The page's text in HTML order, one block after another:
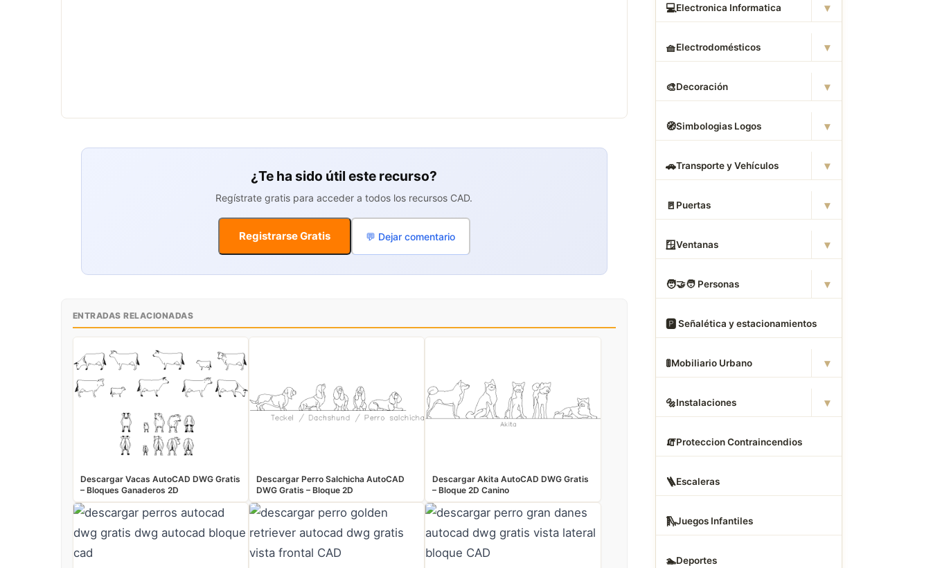
¿Te ha sido útil este recurso?
Regístrate gratis para acceder a todos los recursos CAD.
Registrarse Gratis 💬 Dejar comentario
ENTRADAS RELACIONADAS
Descargar Vacas AutoCAD DWG Gratis
– Bloques Ganaderos 2D
Descargar Perro Salchicha AutoCAD
DWG Gratis – Bloque 2D
Descargar Akita AutoCAD DWG Gratis
– Bloque 2D Canino
💻Electronica Informatica ▾
🧺Electrodomésticos ▾
🎨Decoración ▾
🧭Simbologias Logos ▾
🚗Transporte y Vehículos ▾
🚪 Puertas ▾
🪟Ventanas ▾
🧑‍🤝‍🧑 Personas ▾
🅿️ Señalética y estacionamientos
🚦Mobiliario Urbano ▾
🔩Instalaciones ▾
🧯Proteccion Contraincendios
🪜Escaleras
🛝Juegos Infantiles
🏊Deportes